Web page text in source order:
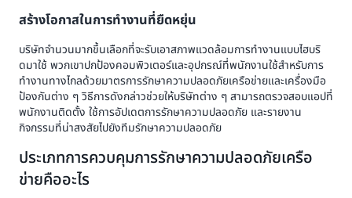
สร้างโอกาสในการทำงานที่ยืดหยุ่น
บริษัทจำนวนมากขึ้นเลือกที่จะรับเอาสภาพแวดล้อมการทำงานแบบไฮบริ
ดมาใช้ พวกเขาปกป้องคอมพิวเตอร์และอุปกรณ์ที่พนักงานใช้สำหรับการ
ทำงานทางไกลด้วยมาตรการรักษาความปลอดภัยเครือข่ายและเครื่องมือ
ป้องกันต่าง ๆ วิธีการดังกล่าวช่วยให้บริษัทต่าง ๆ สามารถตรวจสอบแอปที่
พนักงานติดตั้ง ใช้การอัปเดตการรักษาความปลอดภัย และรายงาน
กิจกรรมที่น่าสงสัยไปยังทีมรักษาความปลอดภัย
ประเภทการควบคุมการรักษาความปลอดภัยเครือ
ข่ายคืออะไร